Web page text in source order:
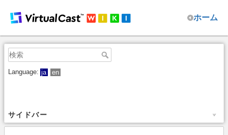
ホーム
Language: ja en
サイドバー